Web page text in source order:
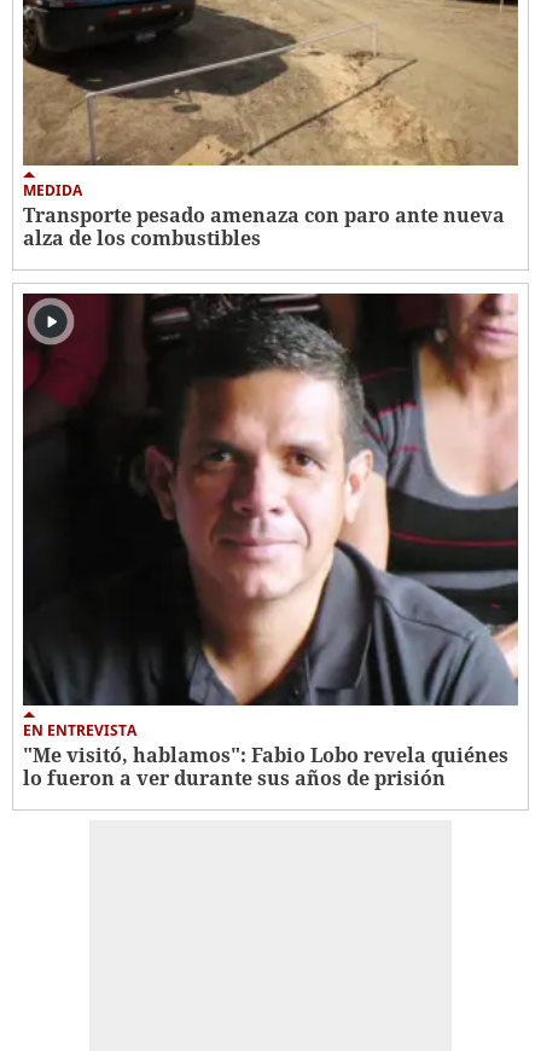
MEDIDA
Transporte pesado amenaza con paro ante nueva
alza de los combustibles
EN ENTREVISTA
"Me visitó, hablamos": Fabio Lobo revela quiénes
lo fueron a ver durante sus años de prisión